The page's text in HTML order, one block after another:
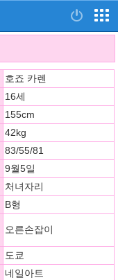
호죠 카렌
16세
155cm
42kg
83/55/81
9월5일
처녀자리
B형
오른손잡이
도쿄
네일아트